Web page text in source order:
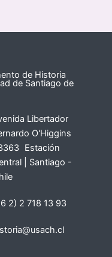
de Historia
de Santiago de
Libertador
O'Higgins
Estación
| Santiago -
2) 2 718 13 93